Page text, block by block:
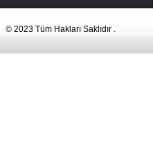
© 2023 Tüm Hakları Saklıdır .